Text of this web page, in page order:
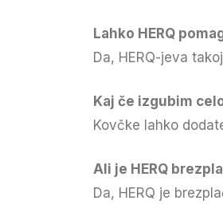
Lahko HERQ
Da, HERQ-jeva
Kaj če izgubim
Kovčke lahko
Ali je HERQ
Da, HERQ je